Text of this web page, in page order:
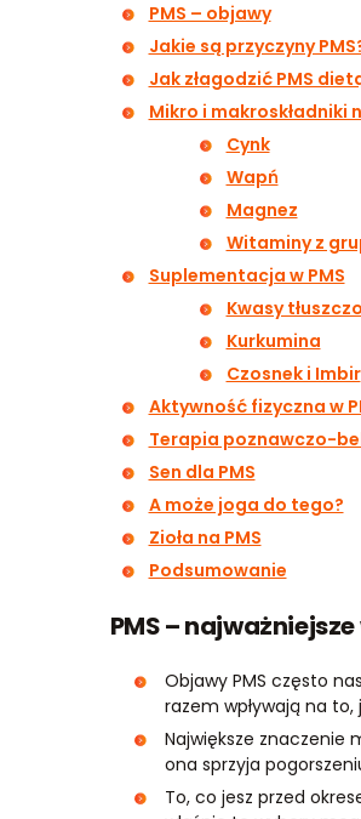
PMS – objawy
Jakie są przyczyny
Jak złagodzić PMS
Mikro i makroskładniki
Cynk
Wapń
Magnez
Witaminy z
Suplementacja w PMS
Kwasy
Kurkumina
Czosnek i Imbir
Aktywność fizyczna w
Terapia poznawczo-
Sen dla PMS
A może joga do tego?
Zioła na PMS
Podsumowanie
PMS –
Objawy PMS często
razem wpływają na
Największe znaczenie
ona sprzyja
To, co jesz przed